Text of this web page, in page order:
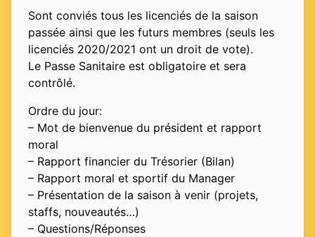
Sont conviés tous les licenciés de la saison
passée ainsi que les futurs membres (seuls les
licenciés 2020/2021 ont un droit de vote).
Le Passe Sanitaire est obligatoire et sera
contrôlé.
Ordre du jour:
– Mot de bienvenue du président et rapport
moral
– Rapport financier du Trésorier (Bilan)
– Rapport moral et sportif du Manager
– Présentation de la saison à venir (projets,
staffs, nouveautés…)
– Questions/Réponses